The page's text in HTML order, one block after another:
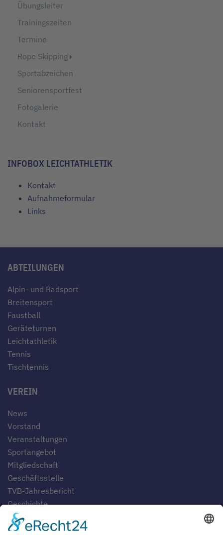
Übungsleiter
Trainingszeiten
Termine
Rope Skipping
Sportabzeichen
Seniorensportfest
Fotogalerie
Kontakt
INFOBOX LEICHTATHLETIK
Kontakt
Aufnahmeformular
Links
ABTEILUNGEN
Alpin- und Radsport
Breitensport
Faustball
Geräteturnen
Leichtathletik
Tennis
Tischtennis
VEREIN
News
Vorstand
Veranstaltungen
Sportangebot
Mitgliedschaft
Geschäftsstelle
TVB-Jahresbericht
Geschichte
Gaststätten